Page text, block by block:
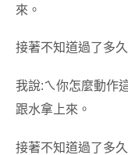
來。
接著不知道過了多
我說:ㄟ你怎麼動作
跟水拿上來。
接著不知道過了多